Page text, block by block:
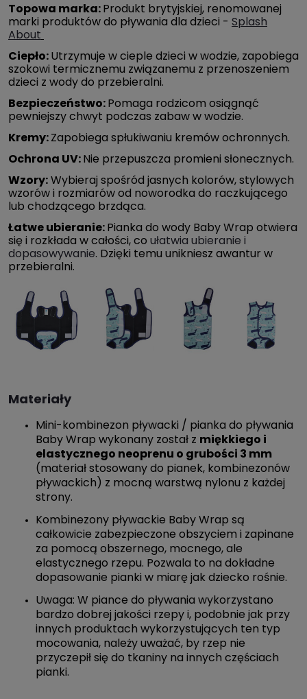
Topowa marka:Produkt brytyjskiej, renomowanej
marki produktów do pływania dla dzieci - Splash
About
Ciepło:Utrzymuje w cieple dzieci w wodzie, zapobiega
szokowi termicznemu związanemu z przenoszeniem
dzieci z wody do przebieralni.
Bezpieczeństwo:Pomaga rodzicom osiągnąć
pewniejszy chwyt podczas zabaw w wodzie.
Kremy:Zapobiega spłukiwaniu kremów ochronnych.
Ochrona UV:Nie przepuszcza promieni słonecznych.
Wzory:Wybieraj spośród jasnych kolorów, stylowych
wzorów i rozmiarów od noworodka do raczkującego
lub chodzącego brzdąca.
Łatwe ubieranie:Pianka do wody Baby Wrap otwiera
się i rozkłada w całości, co ułatwia ubieranie i
dopasowywanie. Dzięki temu unikniesz awantur w
przebieralni.
Materiały
Mini-kombinezon pływacki / pianka do pływania
Baby Wrap wykonany został z miękkiego i
elastycznego neoprenu o grubości 3 mm
(materiał stosowany do pianek, kombinezonów
pływackich) z mocną warstwą nylonu z każdej
strony.
Kombinezony pływackie Baby Wrap są
całkowicie zabezpieczone obszyciem i zapinane
za pomocą obszernego, mocnego, ale
elastycznego rzepu. Pozwala to na dokładne
dopasowanie pianki w miarę jak dziecko rośnie.
Uwaga: W piance do pływania wykorzystano
bardzo dobrej jakości rzepy i, podobnie jak przy
innych produktach wykorzystujących ten typ
mocowania, należy uważać, by rzep nie
przyczepił się do tkaniny na innych częściach
pianki.